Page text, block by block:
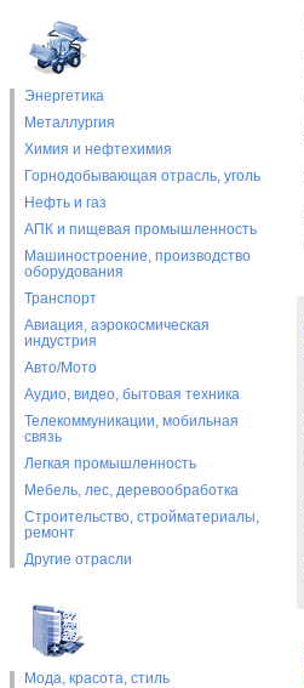
Энергетика
Металлургия
Химия и нефтехимия
Горнодобывающая отрасль, уголь
Нефть и газ
АПК и пищевая промышленность
Машиностроение, производство
оборудования
Транспорт
Авиация, аэрокосмическая
индустрия
Авто/Мото
Аудио, видео, бытовая техника
Телекоммуникации, мобильная
связь
Легкая промышленность
Мебель, лес, деревообработка
Строительство, стройматериалы,
ремонт
Другие отрасли
Мода, красота, стиль